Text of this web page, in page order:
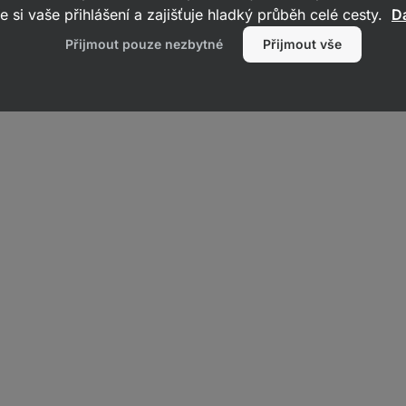
Bylinky Skořice
si vaše přihlášení a zajišťuje hladký průběh celé cesty.
Přijmout pouze nezbytné Přijmout vše